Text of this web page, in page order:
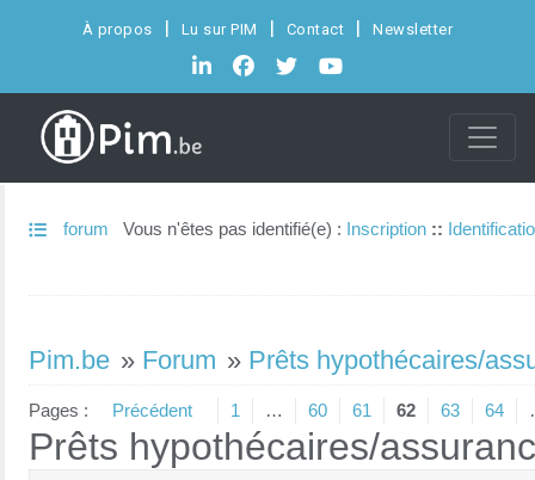
À propos Lu sur PIM Contact Newsletter
forum Vous n'êtes pas identifié(e) : Inscription ::
Pim.be » Forum » Prêts hypothécaires/
Pages : Précédent 1 … 60 61 62 63 64
Prêts hypothécaires/